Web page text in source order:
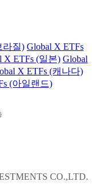
라질) Global X ETFs
X ETFs (일본) Global
X ETFs (캐나다)
(아일랜드)
CO.,LTD.